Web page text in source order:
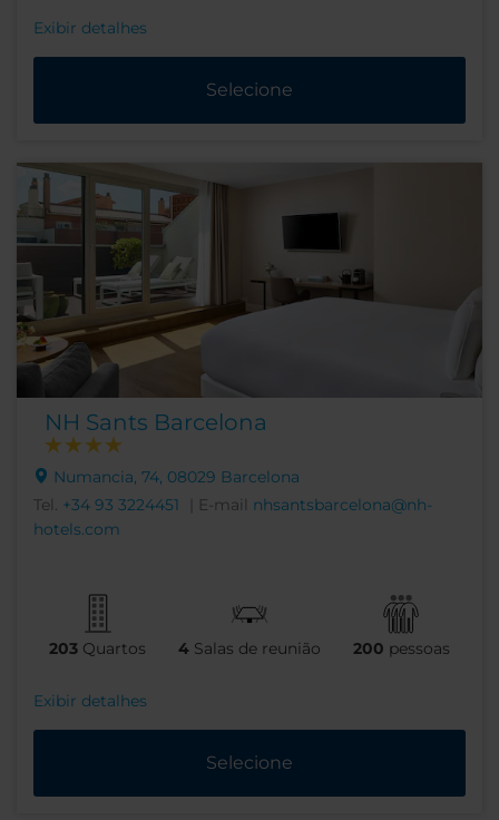
Exibir detalhes
Selecione
NH Sants Barcelona
Numancia, 74, 08029 Barcelona
Tel. +34 93 3224451 | E-mail nhsantsbarcelona@nh-
hotels.com
203 Quartos 4 Salas de reunião 200 pessoas
Exibir detalhes
Selecione